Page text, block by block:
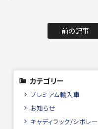
前の記事
カテゴリー
プレミアム輸入車
お知らせ
キャディラック/シボレー